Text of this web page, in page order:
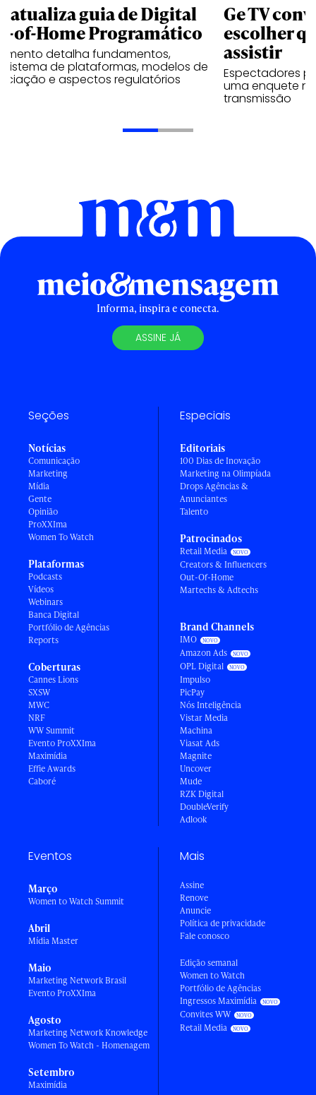
atualiza guia de Digital
of-Home Programático
detalha fundamentos,
de plataformas, modelos de
e aspectos regulatórios
Ge TV
escolher
assistir
Espectadores
uma enquete
transmissão
Informa, inspira e conecta.
ASSINE JÁ
Seções
Notícias
Comunicação
Marketing
Mídia
Gente
Opinião
ProXXIma
Women To Watch
Plataformas
Podcasts
Vídeos
Webinars
Banca Digital
Portfólio de Agências
Reports
Coberturas
Cannes Lions
SXSW
MWC
NRF
WW Summit
Evento ProXXIma
Maximídia
Effie Awards
Caboré
Especiais
Editoriais
100 Dias de Inovação
Marketing na Olimpíada
Drops Agências &
Anunciantes
Talento
Patrocinados
Retail Media
Creators & Influencers
Out-Of-Home
Martechs & Adtechs
Brand Channels
IMO
Amazon Ads
OPL Digital
Impulso
PicPay
Nós Inteligência
Vistar Media
Machina
Viasat Ads
Magnite
Uncover
Mude
RZK Digital
DoubleVerify
Adlook
Eventos
Março
Women to Watch Summit
Abril
Mídia Master
Maio
Marketing Network Brasil
Evento ProXXIma
Agosto
Marketing Network Knowledge
Women To Watch - Homenagem
Setembro
Maximídia
Mais
Assine
Renove
Anuncie
Política de privacidade
Fale conosco
Edição semanal
Women to Watch
Portfólio de Agências
Ingressos Maximídia
Convites WW
Retail Media